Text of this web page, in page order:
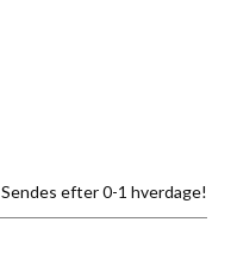
Sendes efter 0-1 hverdage!